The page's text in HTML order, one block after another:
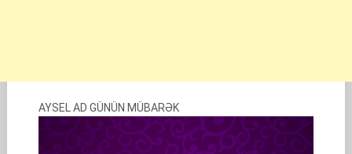
AYSEL AD GÜNÜN MÜBARƏK